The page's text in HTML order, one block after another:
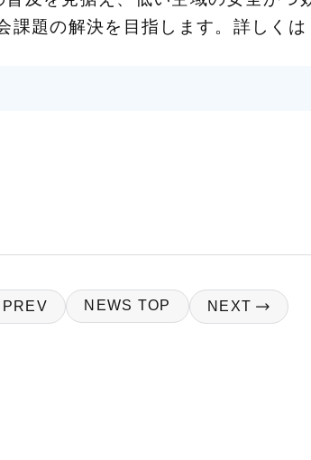
課題の解決を目指します。詳しくは
PREV NEWS TOP NEXT